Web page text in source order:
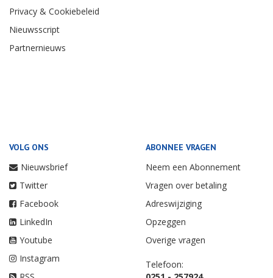
Privacy & Cookiebeleid
Nieuwsscript
Partnernieuws
VOLG ONS
Nieuwsbrief
Twitter
Facebook
LinkedIn
Youtube
Instagram
ABONNEE VRAGEN
Neem een Abonnement
Vragen over betaling
Adreswijziging
Opzeggen
Overige vragen
Telefoon: